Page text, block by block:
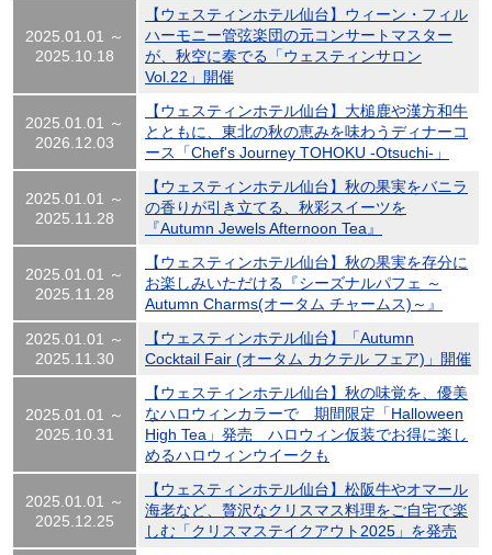
2025.01.01 ～
2025.10.18
【ウェスティンホテル仙台】ウィーン・フィル
ハーモニー管弦楽団の元コンサートマスター
が、秋空に奏でる「ウェスティンサロン
Vol.22」開催
2025.01.01 ～
2026.12.03
【ウェスティンホテル仙台】大槌鹿や漢方和牛
とともに、東北の秋の恵みを味わうディナーコ
ース「Chef's Journey TOHOKU -Otsuchi-」
2025.01.01 ～
2025.11.28
【ウェスティンホテル仙台】秋の果実をバニラ
の香りが引き立てる、秋彩スイーツを
『Autumn Jewels Afternoon Tea』
2025.01.01 ～
2025.11.28
【ウェスティンホテル仙台】秋の果実を存分に
お楽しみいただける『シーズナルパフェ ～
Autumn Charms(オータム チャームス)～』
2025.01.01 ～
2025.11.30
【ウェスティンホテル仙台】「Autumn
Cocktail Fair (オータム カクテル フェア)」開催
2025.01.01 ～
2025.10.31
【ウェスティンホテル仙台】秋の味覚を、優美
なハロウィンカラーで 期間限定「Halloween
High Tea」発売 ハロウィン仮装でお得に楽し
めるハロウィンウイークも
2025.01.01 ～
2025.12.25
【ウェスティンホテル仙台】松阪牛やオマール
海老など、贅沢なクリスマス料理をご自宅で楽
しむ「クリスマステイクアウト2025」を発売